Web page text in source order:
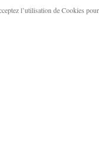
l’utilisation de Cookies